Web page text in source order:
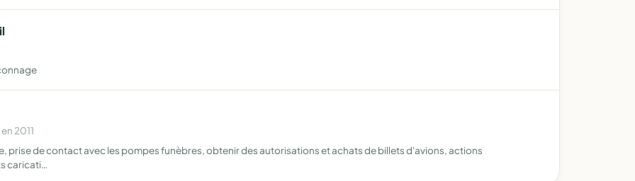
2011
prise de contact avec les pompes funèbres, obtenir des autorisations et achats de billets d'avions, actions
caricati…